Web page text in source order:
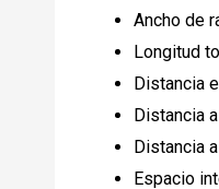
Ancho de
Longitud
Distancia
Distancia
Distancia
Espacio